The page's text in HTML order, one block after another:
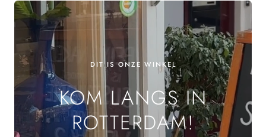
DIT IS ONZE WINKEL
KOM LANGS IN
ROTTERDAM!